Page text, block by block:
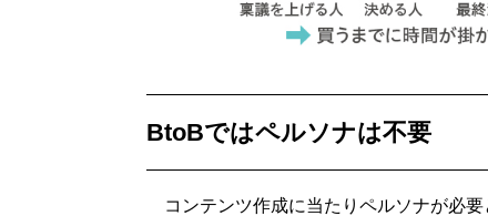
BtoBではペルソナは不要
コンテンツ作成に当たりペルソナが必